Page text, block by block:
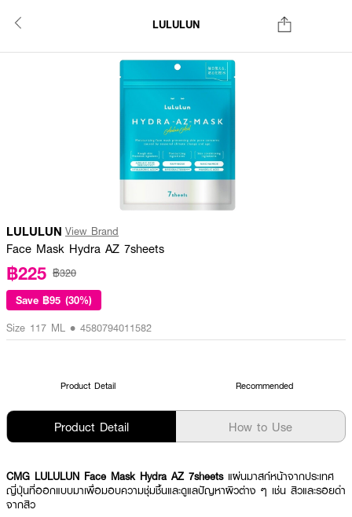
LULULUN
LULULUN View Brand
Face Mask Hydra AZ 7sheets
฿225 ฿320
Save ฿95 (30%)
Size 117 ML • 4580794011582
Product Detail Recommended
Product Detail How to Use
CMG LULULUN Face Mask Hydra AZ 7sheets แผ่นมาสก์หน้าจากประเทศ
ญี่ปุ่นที่ออกแบบมาเพื่อมอบความชุ่มชื้นและดูแลปัญหาผิวต่าง ๆ เช่น สิวและรอยดำ
จากสิว